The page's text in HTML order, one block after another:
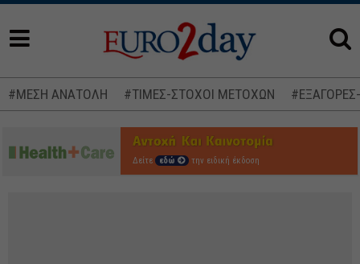
#ΜΕΣΗ ΑΝΑΤΟΛΗ #ΤΙΜΕΣ-ΣΤΟΧΟΙ ΜΕΤΟΧΩΝ
Δείτε εδώ την ειδική έκδοση